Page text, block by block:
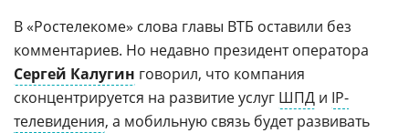
В «Ростелекоме» слова главы ВТБ оставили без
комментариев. Но недавно президент оператора
Сергей Калугин говорил, что компания
сконцентрируется на развитие услуг ШПД и IP-
телевидения, а мобильную связь будет развивать